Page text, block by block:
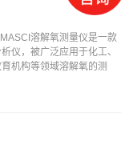
溶解氧测量仪是一款
仪，被广泛应用于化工、
机构等领域溶解氧的测